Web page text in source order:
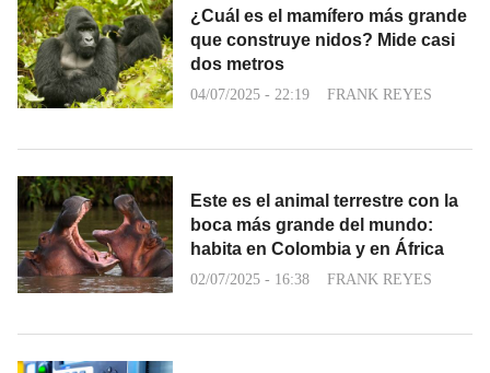
¿Cuál es el mamífero más grande
que construye nidos? Mide casi
dos metros
04/07/2025 - 22:19 FRANK REYES
Este es el animal terrestre con la
boca más grande del mundo:
habita en Colombia y en África
02/07/2025 - 16:38 FRANK REYES